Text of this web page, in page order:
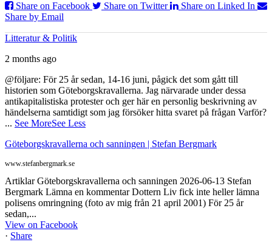
Share on Facebook
Share on Twitter
Share on Linked In
Share by Email
Litteratur & Politik
2 months ago
@följare: För 25 år sedan, 14-16 juni, pågick det som gått till
historien som Göteborgskravallerna. Jag närvarade under dessa
antikapitalistiska protester och ger här en personlig beskrivning av
händelserna samtidigt som jag försöker hitta svaret på frågan Varför?
... See MoreSee Less
Göteborgskravallerna och sanningen | Stefan Bergmark
www.stefanbergmark.se
Artiklar Göteborgskravallerna och sanningen 2026-06-13 Stefan
Bergmark Lämna en kommentar Dottern Liv fick inte heller lämna
polisens omringning (foto av mig från 21 april 2001) För 25 år
sedan,...
View on Facebook
· Share